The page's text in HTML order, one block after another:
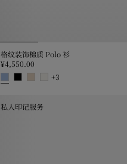
格纹装饰棉质 Polo 衫
¥4,550.00
+3
私人印记服务